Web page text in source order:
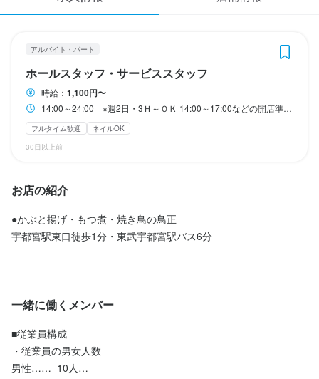
掲載をご検討の店舗様へ
食べログ求人PRESS
プライバシーポリシー
企業情報
アルバイト・パート
ホールスタッフ・サービススタッフ
時給： 1,100円〜
14:00～24:00 ※週2日・3Ｈ～ＯＫ 14:00～17:00などの開店準備だけもＯＫ
フルタイム歓迎
ネイルOK
30日以上前
お店の紹介
●かぶと揚げ・もつ煮・焼き鳥の鳥正
宇都宮駅東口徒歩1分・東武宇都宮駅バス6分
一緒に働くメンバー
■従業員構成
・従業員の男女人数
男性……	10人
(時給1100円×6H)＋(時給1375円×2H)×25日＝23万3750円！
＜学校帰りにバイト中の学生さんの場合＞
■18:00～24:00まで月12日勤務をすると！
(時給1100円×4H)＋(時給1375円×2H)×12日＝8万5800円！
14:00～24:00　※週2日・3Ｈ～ＯＫ
14:00～17:00などの開店準備だけもＯＫ
フルタイム歓迎
休日・休暇
シフトサイクル……	2週間
これならプライベートの予定も立てやすいですね。